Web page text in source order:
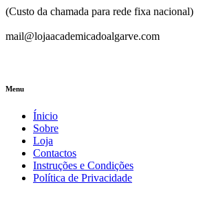
(Custo da chamada para rede fixa nacional)
mail@lojaacademicadoalgarve.com
Menu
Ínicio
Sobre
Loja
Contactos
Instruções e Condições
Política de Privacidade